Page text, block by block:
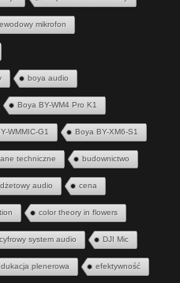
mikrofon
boya audio
Boya BY-WM4 Pro K1
WMMIC-G1 Boya BY-XM6-S1
techniczne budownictwo
audio cena
color theory in flowers
cyfrowy system audio DJI Mic
plenerowa efektywność